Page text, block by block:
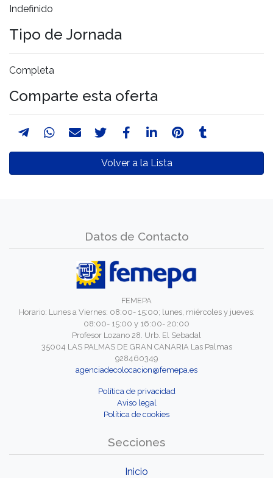
Indefinido
Tipo de Jornada
Completa
Comparte esta oferta
Volver a la Lista
Datos de Contacto
FEMEPA
Horario: Lunes a Viernes: 08:00- 15:00; lunes, miércoles y jueves:
08:00- 15:00 y 16:00- 20:00
Profesor Lozano 28. Urb. El Sebadal
35004 LAS PALMAS DE GRAN CANARIA Las Palmas
928460349
agenciadecolocacion@femepa.es
Política de privacidad
Aviso legal
Política de cookies
Secciones
Inicio